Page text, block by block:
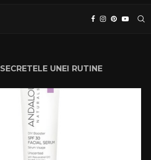
SECRETELE UNEI RUTINE